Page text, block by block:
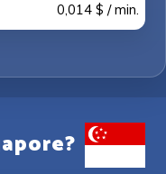
0,014 $ / min.